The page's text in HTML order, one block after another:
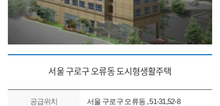
서울 구로구 오류동 도시형생활주택
공급위치 서울 구로구 오류동 , 51-31,52-8